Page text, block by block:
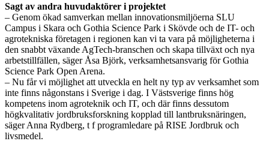
Sagt av andra huvudaktörer i projektet
– Genom ökad samverkan mellan innovationsmiljöerna SLU
Campus i Skara och Gothia Science Park i Skövde och de IT- och
agrotekniska företagen i regionen kan vi ta vara på möjligheterna i
den snabbt växande AgTech-branschen och skapa tillväxt och nya
arbetstillfällen, säger Åsa Björk, verksamhetsansvarig för Gothia
Science Park Open Arena.
– Nu får vi möjlighet att utveckla en helt ny typ av verksamhet som
inte finns någonstans i Sverige i dag. I Västsverige finns hög
kompetens inom agroteknik och IT, och där finns dessutom
högkvalitativ jordbruksforskning kopplad till lantbruksnäringen,
säger Anna Rydberg, t f programledare på RISE Jordbruk och
livsmedel.